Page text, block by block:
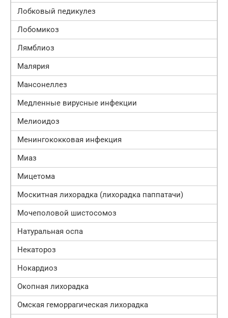
Лобковый педикулез
Лобомикоз
Лямблиоз
Малярия
Мансонеллез
Медленные вирусные инфекции
Мелиоидоз
Менингококковая инфекция
Миаз
Мицетома
Москитная лихорадка (лихорадка паппатачи)
Мочеполовой шистосомоз
Натуральная оспа
Некатороз
Нокардиоз
Окопная лихорадка
Омская геморрагическая лихорадка